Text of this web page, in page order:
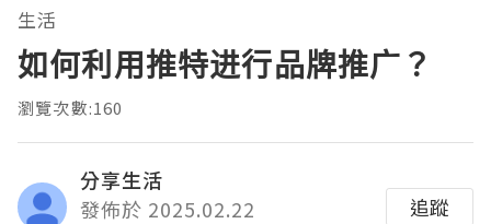
生活
如何利用推特进行品牌推广？
瀏覽次數:160
分享生活
發佈於 2025.02.22
追蹤